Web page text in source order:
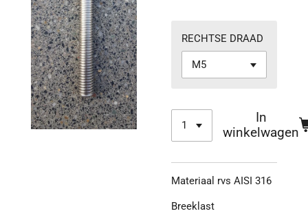
RECHTSE DRAAD
In
winkelwagen
Materiaal rvs AISI 316
Breeklast